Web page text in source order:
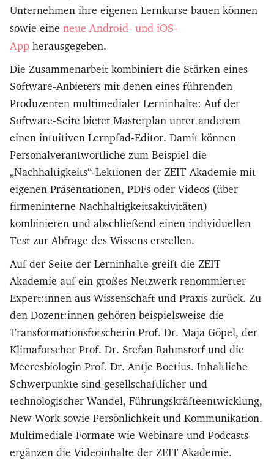
Unternehmen ihre eigenen Lernkurse bauen können
sowie eine neue Android- und iOS-
App herausgegeben.
Die Zusammenarbeit kombiniert die Stärken eines
Software-Anbieters mit denen eines führenden
Produzenten multimedialer Lerninhalte: Auf der
Software-Seite bietet Masterplan unter anderem
einen intuitiven Lernpfad-Editor. Damit können
Personalverantwortliche zum Beispiel die
„Nachhaltigkeits“-Lektionen der ZEIT Akademie mit
eigenen Präsentationen, PDFs oder Videos (über
firmeninterne Nachhaltigkeitsaktivitäten)
kombinieren und abschließend einen individuellen
Test zur Abfrage des Wissens erstellen.
Auf der Seite der Lerninhalte greift die ZEIT
Akademie auf ein großes Netzwerk renommierter
Expert:innen aus Wissenschaft und Praxis zurück. Zu
den Dozent:innen gehören beispielsweise die
Transformationsforscherin Prof. Dr. Maja Göpel, der
Klimaforscher Prof. Dr. Stefan Rahmstorf und die
Meeresbiologin Prof. Dr. Antje Boetius. Inhaltliche
Schwerpunkte sind gesellschaftlicher und
technologischer Wandel, Führungskräfteentwicklung,
New Work sowie Persönlichkeit und Kommunikation.
Multimediale Formate wie Webinare und Podcasts
ergänzen die Videoinhalte der ZEIT Akademie.